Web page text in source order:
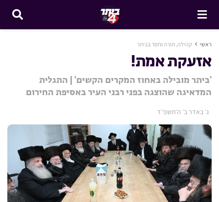
ראשי קהילה, תורה וחסד בביתר
אזעקת אמת!
'ביתר מובילה באחוז המקרים הקשים' | התגלית
המדאיגה שהוצגה בפני רבני העיר באסיפת החירום
ג׳ באדר ב׳ ה׳תשפ״ד